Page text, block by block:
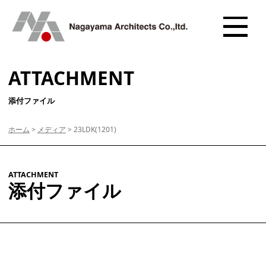
ATTACHMENT
添付ファイル
ホーム > メディア > 23LDK(1201)
ATTACHMENT
添付ファイル